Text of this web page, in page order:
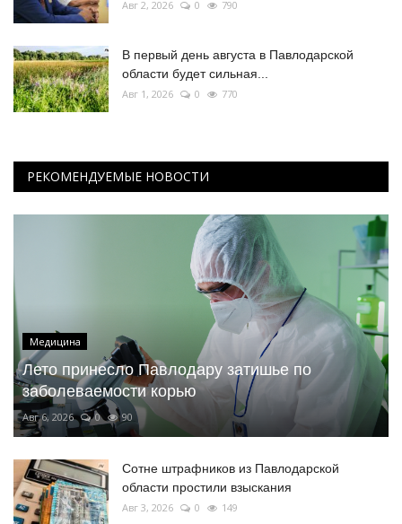
Авг 2, 2026 0 790
В первый день августа в Павлодарской
области будет сильная...
Авг 1, 2026 0 770
РЕКОМЕНДУЕМЫЕ НОВОСТИ
Медицина
Лето принесло Павлодару затишье по
заболеваемости корью
Авг 6, 2026 0 90
Сотне штрафников из Павлодарской
области простили взыскания
Авг 3, 2026 0 149